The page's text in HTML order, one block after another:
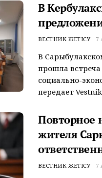
В
ВЕСТНИК ЖЕТІСУ 7
В
прошла
социально-
передает
Повторное
жителя
ВЕСТНИК ЖЕТІСУ 7